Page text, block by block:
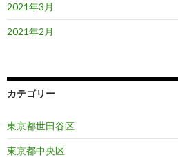
2021年3月
2021年2月
カテゴリー
東京都世田谷区
東京都中央区